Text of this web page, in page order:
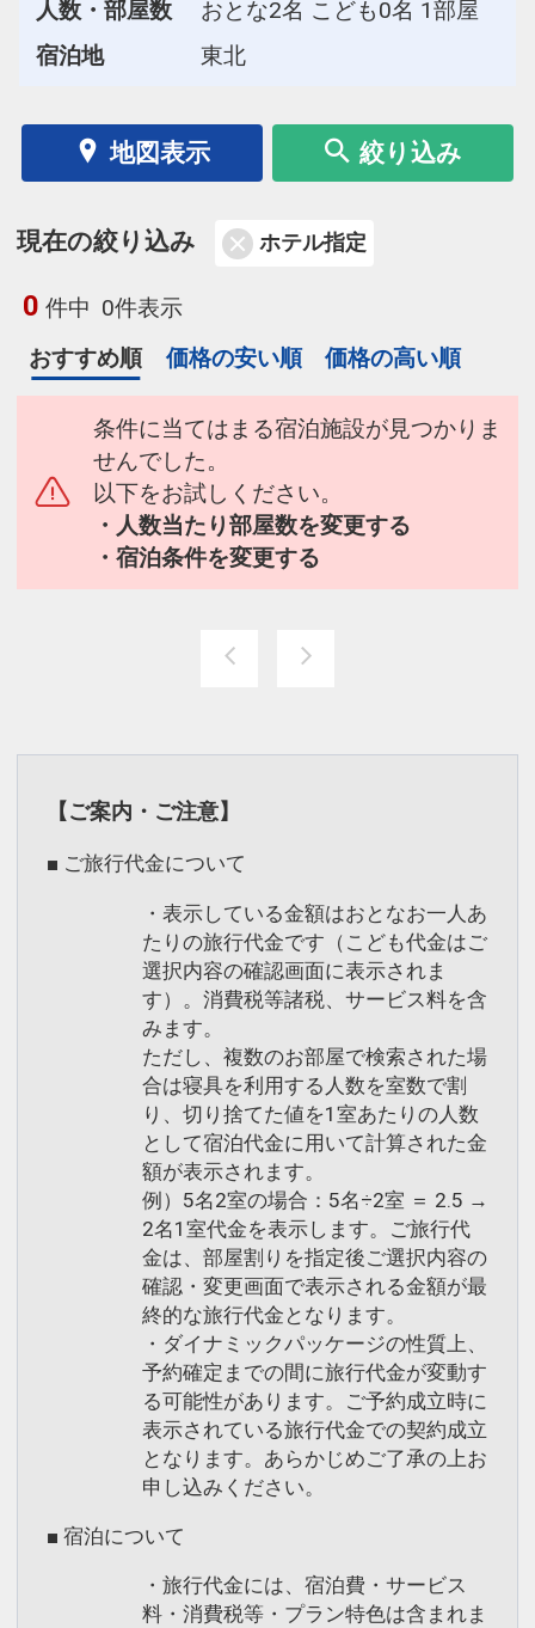
人数・部屋数
おとな2名 こども0名 1部屋
宿泊地
東北
地図表示 絞り込み
現在の絞り込み ホテル指定
0 件中 0件表示
おすすめ順
価格の安い順 価格の高い順
条件に当てはまる宿泊施設が見つかりま
せんでした。
以下をお試しください。
・人数当たり部屋数を変更する
・宿泊条件を変更する
【ご案内・ご注意】
■ ご旅行代金について
・表示している金額はおとなお一人あ
たりの旅行代金です（こども代金はご
選択内容の確認画面に表示されま
す）。消費税等諸税、サービス料を含
みます。
ただし、複数のお部屋で検索された場
合は寝具を利用する人数を室数で割
り、切り捨てた値を1室あたりの人数
として宿泊代金に用いて計算された金
額が表示されます。
例）5名2室の場合：5名÷2室 ＝ 2.5 →
2名1室代金を表示します。ご旅行代
金は、部屋割りを指定後ご選択内容の
確認・変更画面で表示される金額が最
終的な旅行代金となります。
・ダイナミックパッケージの性質上、
予約確定までの間に旅行代金が変動す
る可能性があります。ご予約成立時に
表示されている旅行代金での契約成立
となります。あらかじめご了承の上お
申し込みください。
■ 宿泊について
・旅行代金には、宿泊費・サービス
料・消費税等・プラン特色は含まれま